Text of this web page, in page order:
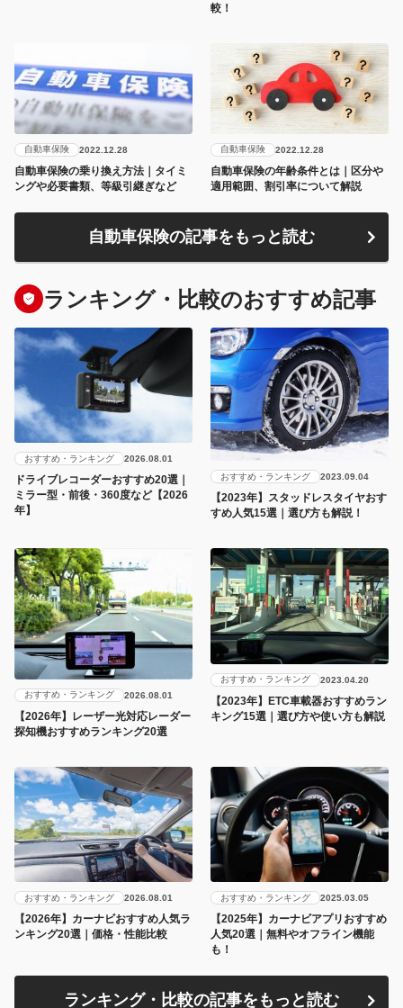
較！
自動車保険 2022.12.28
自動車保険の乗り換え方法｜タイミ
ングや必要書類、等級引継ぎなど
自動車保険 2022.12.28
自動車保険の年齢条件とは｜区分や
適用範囲、割引率について解説
自動車保険の記事をもっと読む
ランキング・比較のおすすめ記事
おすすめ・ランキング 2026.08.01
ドライブレコーダーおすすめ20選｜
ミラー型・前後・360度など【2026
年】
おすすめ・ランキング 2023.09.04
【2023年】スタッドレスタイヤおす
すめ人気15選｜選び方も解説！
おすすめ・ランキング 2026.08.01
【2026年】レーザー光対応レーダー
探知機おすすめランキング20選
おすすめ・ランキング 2023.04.20
【2023年】ETC車載器おすすめラン
キング15選｜選び方や使い方も解説
おすすめ・ランキング 2026.08.01
【2026年】カーナビおすすめ人気ラ
ンキング20選｜価格・性能比較
おすすめ・ランキング 2025.03.05
【2025年】カーナビアプリおすすめ
人気20選｜無料やオフライン機能
も！
ランキング・比較の記事をもっと読む